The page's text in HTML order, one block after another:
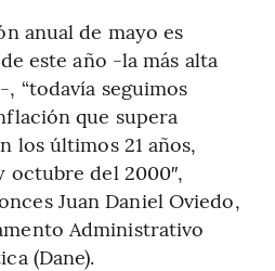
anual de mayo es
este año -la más alta
“todavía seguimos
que supera
los últimos 21 años,
octubre del 2000″,
Juan Daniel Oviedo,
Administrativo
(Dane).